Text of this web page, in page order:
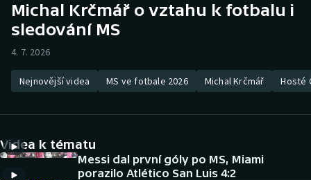
Hokej
Atletika
DALŠÍ SPORTY
Michal Krčmář o vztahu k fotbalu i
sledování MS
4. 7. 2026
Nejnovější videa MS ve fotbale 2026 Michal Krčmář Hosté
Videa k tématu
Messi dal první góly po MS, Miami
porazilo Atlético San Luis 4:2